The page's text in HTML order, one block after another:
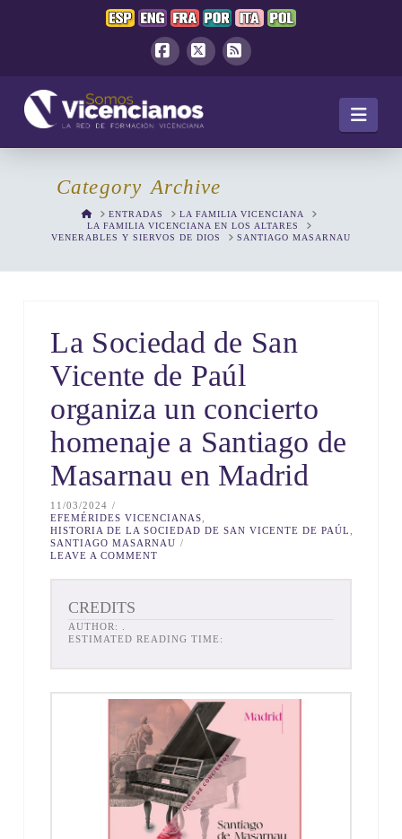
Category Archive
HOMEENTRADAS
LA FAMILIA VICENCIANA
LA FAMILIA VICENCIANA EN LOS ALTARES
VENERABLES Y SIERVOS DE DIOS
SANTIAGO MASARNAU
La Sociedad de San
Vicente de Paúl
organiza un concierto
homenaje a Santiago de
Masarnau en Madrid
11/03/2024
EFEMÉRIDES VICENCIANAS
HISTORIA DE LA SOCIEDAD DE SAN VICENTE DE PAÚL
SANTIAGO MASARNAU
LEAVE A COMMENT
CREDITS
AUTHOR:
ESTIMATED READING TIME: